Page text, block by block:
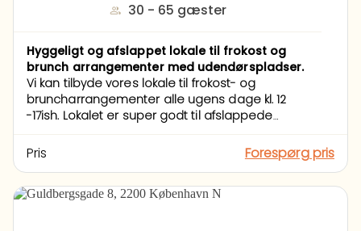
30 - 65 gæster
Hyggeligt og afslappet lokale til frokost og
brunch arrangementer med udendørspladser.
Vi kan tilbyde vores lokale til frokost- og
bruncharrangementer alle ugens dage kl. 12
-17ish. Lokalet er super godt til afslappede
og kandidatfest og arrangementer i den stil.
Bestilles maden fra os er lokaleleje gratis ved
køb på 3000kr. Kan godt bookes til mindre
Pris Forespørg pris